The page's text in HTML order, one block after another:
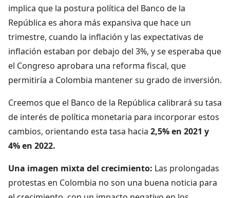
implica que la postura política del Banco de la
República es ahora más expansiva que hace un
trimestre, cuando la inflación y las expectativas de
inflación estaban por debajo del 3%, y se esperaba que
el Congreso aprobara una reforma fiscal, que
permitiría a Colombia mantener su grado de inversión.
Creemos que el Banco de la República calibrará su tasa
de interés de política monetaria para incorporar estos
cambios, orientando esta tasa hacia 2,5% en 2021 y
4% en 2022.
Una imagen mixta del crecimiento: Las prolongadas
protestas en Colombia no son una buena noticia para